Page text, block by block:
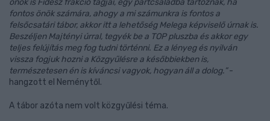
önök is Fidesz frakció tagjai, egy pártcsaládba tartoznak, ha
fontos önök számára, ahogy a mi számunkra is fontos a
felsőcsatári tábor, akkor itt a lehetőség Melega képviselő úrnak is.
Beszéljen Majtényi úrral, tegyék be a TOP pluszba és akkor egy
teljes felújítás meg fog tudni történni. Ez a lényeg és nyilván
vissza fogjuk hozni a Közgyűlésre a későbbiekben is,
természetesen én is kíváncsi vagyok, hogyan áll a dolog.”-
hangzott el Neménytől.
A tábor azóta nem volt közgyűlési téma.